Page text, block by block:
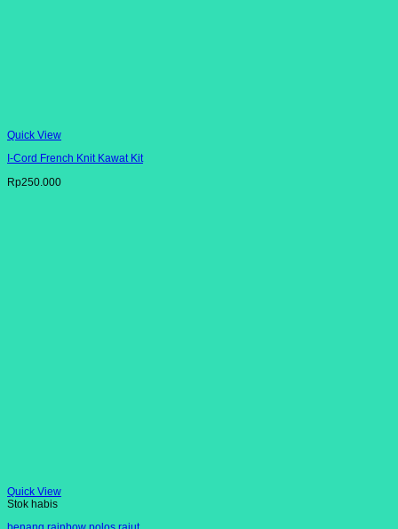
Quick View
I-Cord French Knit Kawat Kit
Rp250.000
Quick View
Stok habis